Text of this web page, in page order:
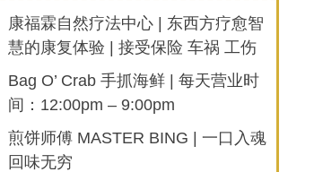
康福霖自然疗法中心 | 东西方疗愈智
慧的康复体验 | 接受保险 车祸 工伤
Bag O’ Crab 手抓海鲜 | 每天营业时
间：12:00pm – 9:00pm
煎饼师傅 MASTER BING | 一口入魂
回味无穷